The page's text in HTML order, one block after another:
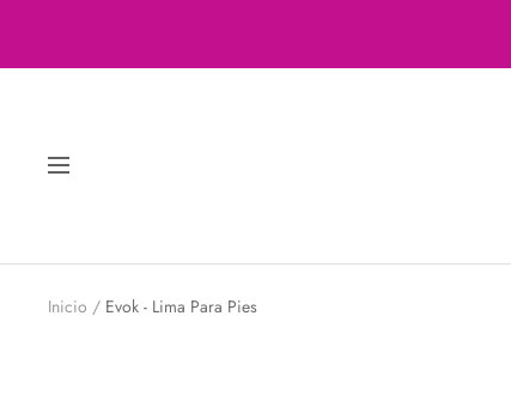
Navigación
Inicio Evok - Lima Para Pies